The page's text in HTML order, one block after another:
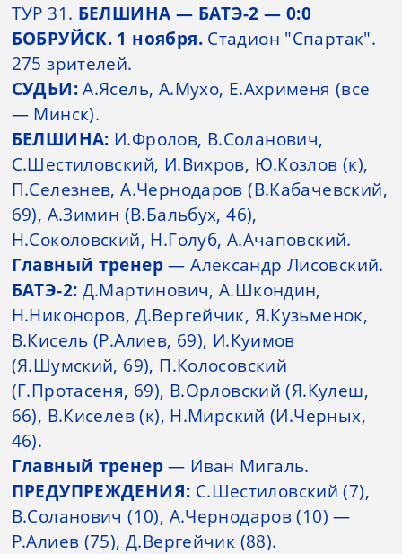
ТУР 31. БЕЛШИНА — БАТЭ-2 — 0:0
БОБРУЙСК. 1 ноября.Стадион "Спартак".
275 зрителей.
СУДЬИ:А.Ясель, А.Мухо, Е.Ахрименя (все
— Минск).
БЕЛШИНА: И.Фролов, В.Соланович,
С.Шестиловский, И.Вихров, Ю.Козлов (к),
П.Селезнев, А.Чернодаров (В.Кабачевский,
69), А.Зимин (В.Бальбух, 46),
Н.Соколовский, Н.Голуб, А.Ачаповский.
Главный тренер— Александр Лисовский.
БАТЭ-2: Д.Мартинович, А.Шкондин,
Н.Никоноров, Д.Вергейчик, Я.Кузьменок,
В.Кисель (Р.Алиев, 69), И.Куимов
(Я.Шумский, 69), П.Колосовский
(Г.Протасеня, 69), В.Орловский (Я.Кулеш,
66), В.Киселев (к), Н.Мирский (И.Черных,
46).
Главный тренер— Иван Мигаль.
ПРЕДУПРЕЖДЕНИЯ: С.Шестиловский (7),
В.Соланович (10), А.Чернодаров (10) —
Р.Алиев (75), Д.Вергейчик (88).